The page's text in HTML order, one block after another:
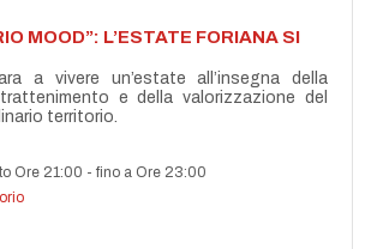
MOOD”: L’ESTATE FORIANA SI
a vivere un’estate all’insegna della
e della valorizzazione del
territorio.
Ore 21:00 -fino a Ore 23:00